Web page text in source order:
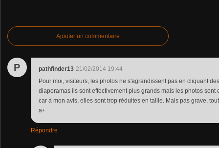
Ajouter un commentaire
P pathfinder13 21/02/2014 19:44
Pour moi, visiteurs, les photos ne s'agrandissent pas en cliquant
diaporamas ils sont effectivement plus grands mais les photos sont
car à mon avis, elles sont trop réduites en taille. Mais pas grave,
a+
Répondre